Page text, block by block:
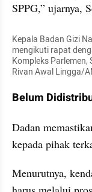
SPPG,” ujarnya,
Kepala Badan Gizi
mengikuti rapat
Kompleks
Rivan Awal Lingga/
Belum
Dadan
kepada pihak
Menurutnya,